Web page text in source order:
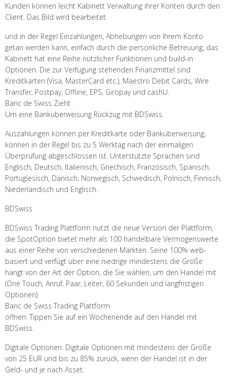
Kunden können leicht Kabinett Verwaltung ihrer Konten durch den
Client. Das Bild wird bearbeitet
und in der Regel Einzahlungen, Abhebungen von Ihrem Konto
getan werden kann, einfach durch die persönliche Betreuung, das
Kabinett hat eine Reihe nützlicher Funktionen und build-in
Optionen. Die zur Verfügung stehenden Finanzmittel sind
Kreditkarten (Visa, MasterCard etc.), Maestro Debit Cards, Wire
Transfer, Postpay, Offline, EPS, Giropay und cashU.
Banc de Swiss Zieht
Um eine Banküberweisung Rückzug mit BDSwiss.
Auszahlungen können per Kreditkarte oder Banküberweisung,
können in der Regel bis zu 5 Werktag nach der einmaligen
Überprüfung abgeschlossen ist. Unterstützte Sprachen sind
Englisch, Deutsch, Italienisch, Griechisch, Französisch, Spanisch,
Portugiesisch, Dänisch, Norwegisch, Schwedisch, Polnisch, Finnisch,
Niederländisch und Englisch.
BDSwiss
BDSwiss Trading Plattform nutzt die neue Version der Plattform,
die SpotOption bietet mehr als 100 handelbare Vermögenswerte
aus einer Reihe von verschiedenen Märkten. Seine 100% web-
basiert und verfügt über eine niedrige mindestens die Größe
hängt von der Art der Option, die Sie wählen, um den Handel mit
(One Touch, Anruf, Paar, Leiter, 60 Sekunden und langfristigen
Optionen).
Banc de Swiss Trading Plattform
öffnen: Tippen Sie auf ein Wochenende auf den Handel mit
BDSwiss.
Digitale Optionen: Digitale Optionen mit mindestens der Größe
von 25 EUR und bis zu 85% zurück, wenn der Handel ist in der
Geld- und je nach Asset.